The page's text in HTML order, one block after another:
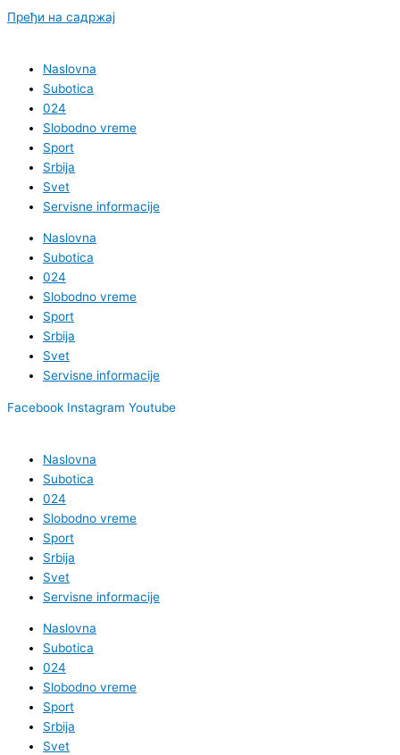
Пређи на садржај
Naslovna
Subotica
024
Slobodno vreme
Sport
Srbija
Svet
Servisne informacije
Naslovna
Subotica
024
Slobodno vreme
Sport
Srbija
Svet
Servisne informacije
Facebook Instagram Youtube
Naslovna
Subotica
024
Slobodno vreme
Sport
Srbija
Svet
Servisne informacije
Naslovna
Subotica
024
Slobodno vreme
Sport
Srbija
Svet